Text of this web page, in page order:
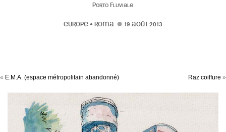
Porto Fluviale
EUROPE • ROMA 19 AOÛT 2013
« E.M.A. (espace métropolitain abandonné) Raz coiffure »